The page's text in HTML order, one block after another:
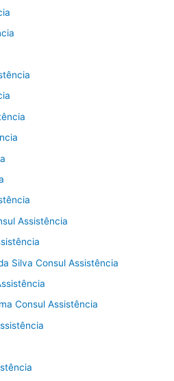
Assistência
Silva Consul Assistência
Consul Assistência